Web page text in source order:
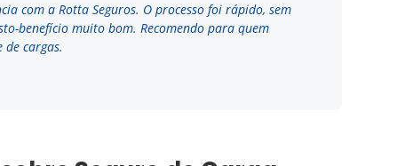
com a Rotta Seguros. O processo foi rápido, sem
benefício muito bom. Recomendo para quem
cargas.